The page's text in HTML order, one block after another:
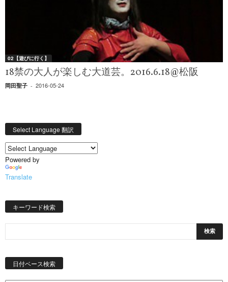
02【遊びに行く】
18禁の大人が楽しむ大道芸。2016.6.18@松阪
岡田聖子 - 2016-05-24
Select Language 翻訳
Powered by
Translate
キーワード検索
日付ベース検索